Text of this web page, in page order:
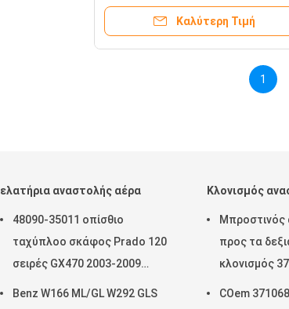
χάλυβα
Καλύτερη Τιμή
1
ελατήρια αναστολής αέρα
48090-35011 οπίσθιο
ταχύπλοο σκάφος Prado 120
σειρές GX470 2003-2009
Benz W166 ML/GL W292 GLS
Κλονισμός
Μπροστινός
προς τα
κλονισμός
COem